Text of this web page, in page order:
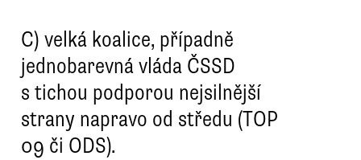
C) velká koalice, případně
jednobarevná vláda ČSSD
s tichou podporou nejsilnější
strany napravo od středu (TOP
09 či ODS).